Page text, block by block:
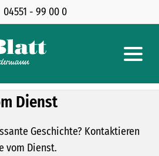
04551 - 99 00 0
Dienst
Geschichte? Kontaktieren
vom Dienst.